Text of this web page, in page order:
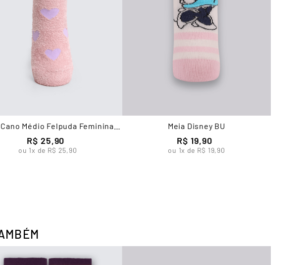
Médio Felpuda Feminina
Lupo
R$ 25,90
ou 1x de R$ 25,90
Meia Disney BU
R$ 19,90
ou 1x de R$ 19,90